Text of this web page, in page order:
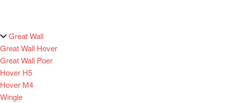
Great Wall
Great Wall Hover
Great Wall Poer
Hover H5
Hover M4
Wingle